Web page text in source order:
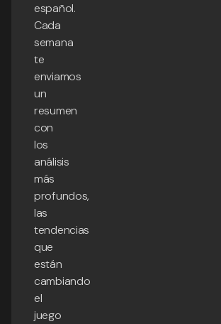
español.
Cada
semana
te
enviamos
un
resumen
con
los
análisis
más
profundos,
las
tendencias
que
están
cambiando
el
juego